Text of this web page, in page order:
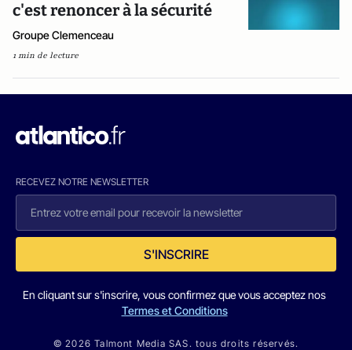
c'est renoncer à la sécurité
Groupe Clemenceau
1 min de lecture
RECEVEZ NOTRE NEWSLETTER
S'INSCRIRE
En cliquant sur s'inscrire, vous confirmez que vous acceptez nos
Termes et Conditions
© 2026 Talmont Media SAS. tous droits réservés.